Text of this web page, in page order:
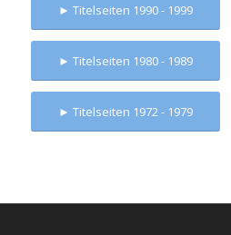
► Titelseiten 1990 - 1999
► Titelseiten 1980 - 1989
► Titelseiten 1972 - 1979